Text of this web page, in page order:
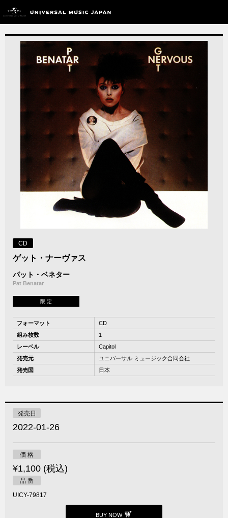
CD
ゲット・ナーヴァス
パット・ベネター
Pat Benatar
限 定
フォーマット
CD
組み枚数
1
レーベル
Capitol
発売元
ユニバーサル ミュージック合同会社
発売国
日本
発売日
2022-01-26
価 格
¥1,100 (税込)
品 番
UICY-79817
BUY NOW